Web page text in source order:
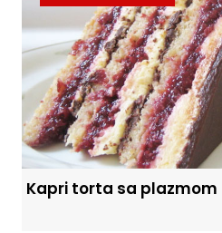
Kapri torta sa plazmom